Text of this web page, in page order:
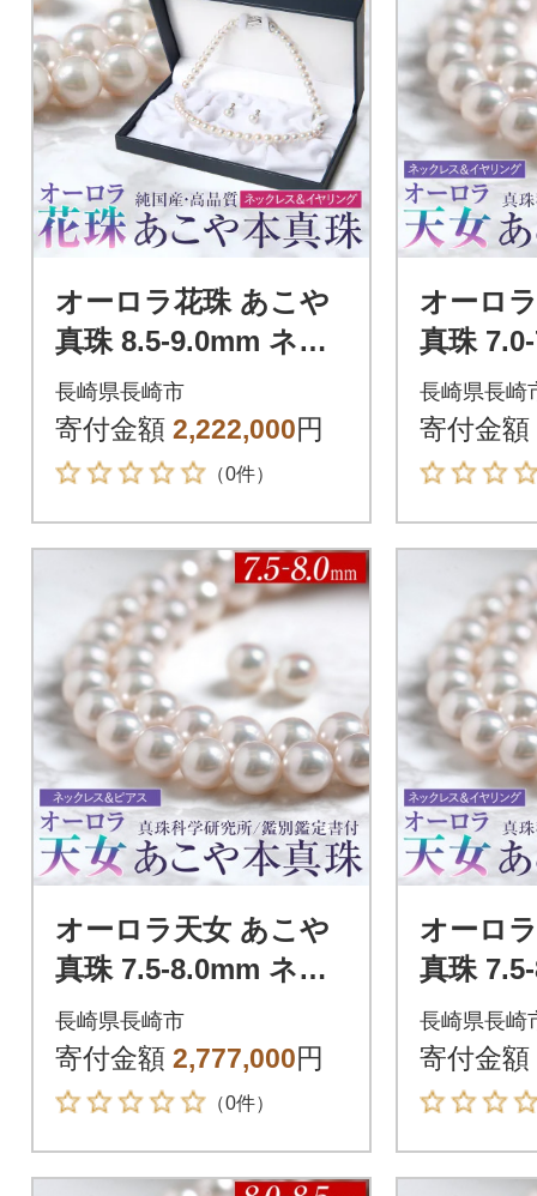
オーロラ花珠 あこや
真珠 8.5-9.0mm ネッ
クレス イヤリング セ
ット パール 鑑別鑑定
書付
長崎県長崎市
寄付金額 2,222,000円
（0件）
オーロ
真珠
クレス
ット パ
書付
長崎県長崎
寄付金額
オーロラ天女 あこや
真珠 7.5-8.0mm ネッ
クレス ピアス セット
パール 鑑別鑑定書付
長崎県長崎市
寄付金額 2,777,000円
（0件）
オーロ
真珠
クレス
ット パ
書付
長崎県長崎
寄付金額